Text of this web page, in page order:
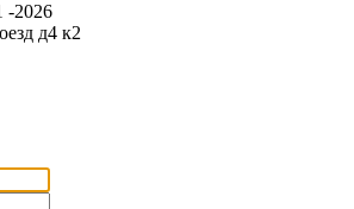
-2026
д4 к2